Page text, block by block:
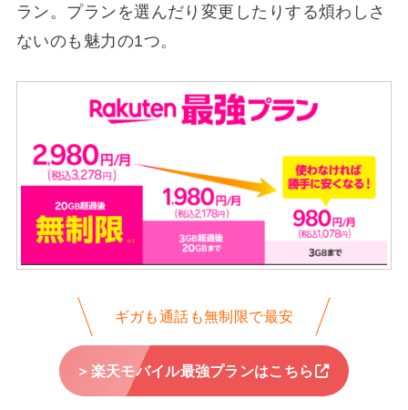
ラン。プランを選んだり変更したりする煩わしさ
ないのも魅力の1つ。
ギガも通話も無制限で最安
＞楽天モバイル最強プランはこちら